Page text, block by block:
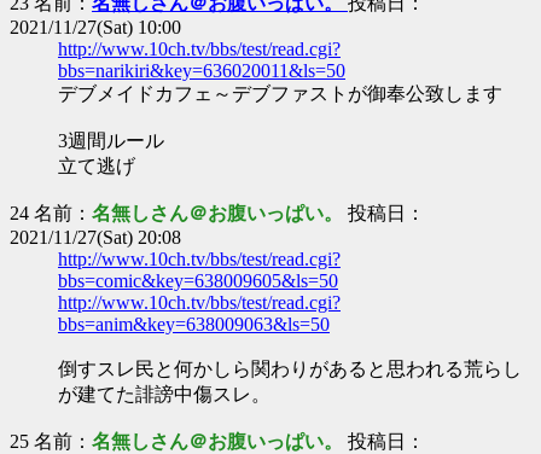
2021/11/27(Sat) 10:00
http://www.10ch.tv/bbs/test/read.cgi?
bbs=narikiri&key=636020011&ls=50
デブメイドカフェ～デブファストが御奉公致します
3週間ルール
立て逃げ
24 名前： 名無しさん＠お腹いっぱい。 投稿日：
2021/11/27(Sat) 20:08
http://www.10ch.tv/bbs/test/read.cgi?
bbs=comic&key=638009605&ls=50
http://www.10ch.tv/bbs/test/read.cgi?
bbs=anim&key=638009063&ls=50
倒すスレ民と何かしら関わりがあると思われる荒らし
が建てた誹謗中傷スレ。
25 名前： 名無しさん＠お腹いっぱい。 投稿日：